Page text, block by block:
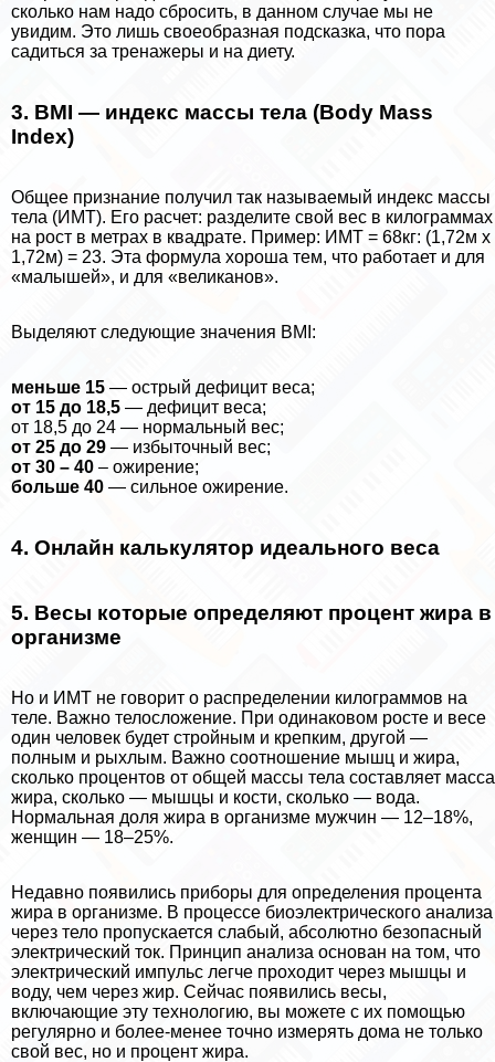
сколько нам надо сбросить, в данном случае мы не
увидим. Это лишь своеобразная подсказка, что пора
садиться за тренажеры и на диету.
3. BMI — индекс массы тела (Body Mass
Index)
Общее признание получил так называемый индекс массы
тела (ИМТ). Его расчет: разделите свой вес в килограммах
на рост в метрах в квадрате. Пример: ИМТ = 68кг: (1,72м х
1,72м) = 23. Эта формула хороша тем, что работает и для
«малышей», и для «великанов».
Выделяют следующие значения BMI:
меньше 15 — острый дефицит веса;
от 15 до 18,5 — дефицит веса;
от 18,5 до 24 — нормальный вес;
от 25 до 29 — избыточный вес;
от 30 – 40 – ожирение;
больше 40 — сильное ожирение.
4. Онлайн калькулятор идеального веса
5. Весы которые определяют процент жира в
организме
Но и ИМТ не говорит о распределении килограммов на
теле. Важно телосложение. При одинаковом росте и весе
один человек будет стройным и крепким, другой —
полным и рыхлым. Важно соотношение мышц и жира,
сколько процентов от общей массы тела составляет масса
жира, сколько — мышцы и кости, сколько — вода.
Нормальная доля жира в организме мужчин — 12–18%,
женщин — 18–25%.
Недавно появились приборы для определения процента
жира в организме. В процессе биоэлектрического анализа
через тело пропускается слабый, абсолютно безопасный
электрический ток. Принцип анализа основан на том, что
электрический импульс легче проходит через мышцы и
воду, чем через жир. Сейчас появились весы,
включающие эту технологию, вы можете с их помощью
регулярно и более-менее точно измерять дома не только
свой вес, но и процент жира.